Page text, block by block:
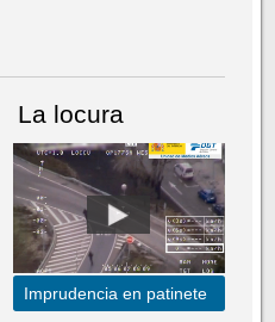
La locura
Imprudencia en patinete